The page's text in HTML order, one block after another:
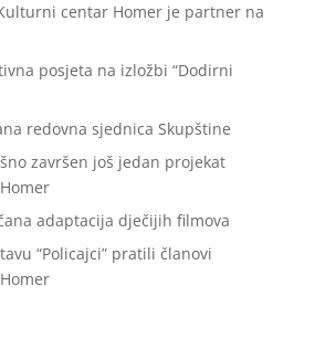
centar Homer je partner na
posjeta na izložbi “Dodirni
redovna sjednica Skupštine
završen još jedan projekat
adaptacija dječijih filmova
“Policajci” pratili članovi